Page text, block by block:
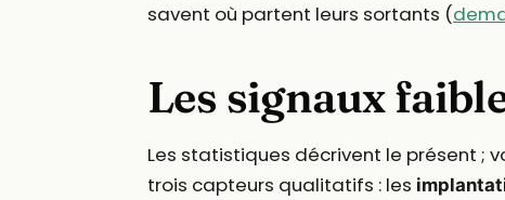
savent où partent leurs sortants (
Les signaux
Les statistiques décrivent le présent ;
trois capteurs qualitatifs : les